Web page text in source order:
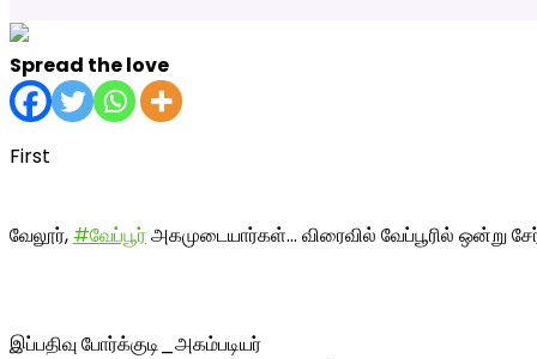
Spread the love
First
வேலூர், #வேப்பூர்அகமுடையார்கள்… விரைவில் வேப்பூரில் ஒன்று
இப்பதிவு போர்க்குடி_அகம்படியர்